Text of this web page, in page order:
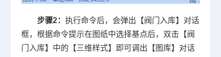
步骤2： 执行命令后，会弹出【阀门入库】对话
框，根据命令提示在图纸中选择基点后，双击【阀
门入库】中的【三维样式】即可调出【图库】对话